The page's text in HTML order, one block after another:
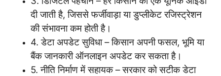
दी जाती है, जिससे फर्जीवाड़ा या डुप्लीकेट रजिस्ट्रेशन
की संभावना कम होती है।
4. डेटा अपडेट सुविधा – किसान अपनी फसल, भूमि या
बैंक जानकारी ऑनलाइन अपडेट कर सकता है।
5. नीति निर्माण में सहायक – सरकार को सटीक डेटा